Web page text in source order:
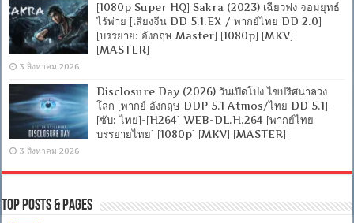
[1080p Super HQ] Sakra (2023) เฉียวฟง จอมยุทธ์
ไร้พ่าย [เสียงจีน DD 5.1.EX / พากย์ไทย DD 2.0]
[บรรยาย: อังกฤษ Master] [1080p] [MKV]
[MASTER]
3 สิงหาคม 2026
Disclosure Day (2026) วันเปิดโปง ไขปริศนาลวง
โลก [พากย์ อังกฤษ DDP 5.1 Atmos/ไทย DD 5.1]-
[ซับ: ไทย]-[H264] WEB-DL.H.264 [พากย์ไทย
บรรยายไทย] [1080p] [MKV] [MASTER]
3 สิงหาคม 2026
Top Posts & Pages